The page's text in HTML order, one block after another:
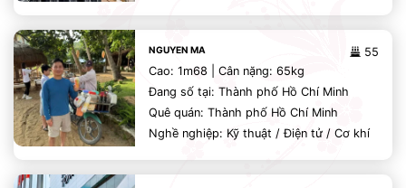
55
NGUYEN MA
Cao: 1m68 | Cân nặng: 65kg
Đang số tại: Thành phố Hồ Chí Minh
Quê quán: Thành phố Hồ Chí Minh
Nghề nghiệp: Kỹ thuật / Điện tử / Cơ khí